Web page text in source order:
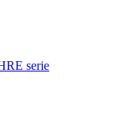
serie